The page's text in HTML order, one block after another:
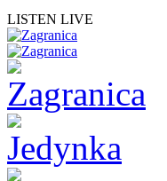
LISTEN LIVE